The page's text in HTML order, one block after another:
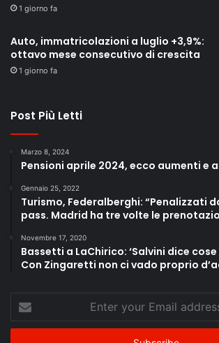
1 giorno fa
Auto, immatricolazioni a luglio +3,9%:
ottavo mese consecutivo di crescita
1 giorno fa
Post Più Letti
Marzo 8, 2024
Pensioni aprile 2024, ecco aumenti e
Gennaio 25, 2022
Turismo, Federalberghi: “Penalizzati
pass. Madrid ha tre volte le
Novembre 17, 2020
Bassetti a LaChirico: ‘Salvini dice
Con Zingaretti non ci vado proprio
your
Email